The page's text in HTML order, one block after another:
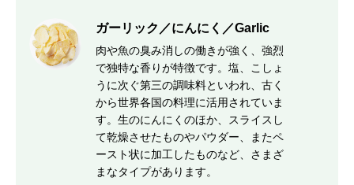
ガーリック／にんにく／Garlic
肉や魚の臭み消しの働きが強く、強烈
で独特な香りが特徴です。塩、こしょ
うに次ぐ第三の調味料といわれ、古く
から世界各国の料理に活用されていま
す。生のにんにくのほか、スライスし
て乾燥させたものやパウダー、またペ
ースト状に加工したものなど、さまざ
まなタイプがあります。